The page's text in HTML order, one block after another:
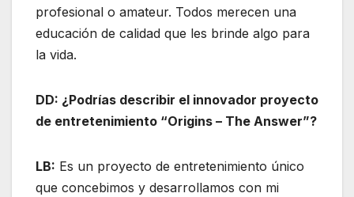
profesional o amateur. Todos merecen una
educación de calidad que les brinde algo para
la vida.
DD: ¿Podrías describir el innovador proyecto
de entretenimiento “Origins – The Answer”?
LB: Es un proyecto de entretenimiento único
que concebimos y desarrollamos con mi